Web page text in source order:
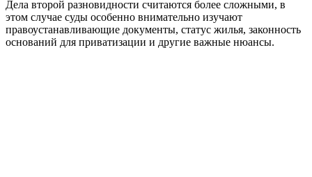
Дела второй разновидности считаются более сложными, в
этом случае суды особенно внимательно изучают
правоустанавливающие документы, статус жилья, законность
оснований для приватизации и другие важные нюансы.